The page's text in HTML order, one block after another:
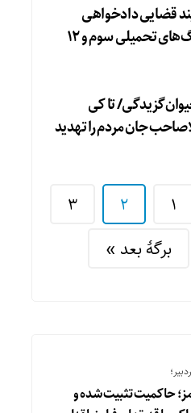
قضایی دادخواهی
شهدای جنگ‌های تحمیلی سوم ‌و ۱۲
تا کی
جان مردم را تهدید
1
2
3
برگهٔ بعد »
حاکمیت تثبیت شده و